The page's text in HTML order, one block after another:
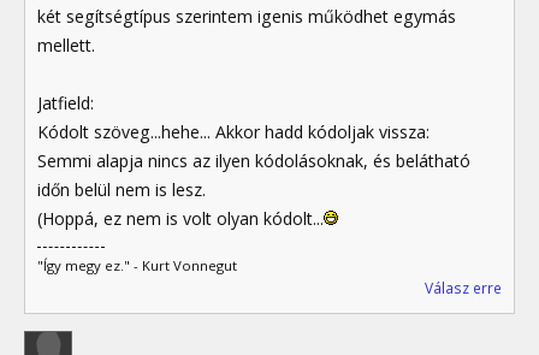
két segítségtípus szerintem igenis működhet egymás
mellett.
Jatfield:
Kódolt szöveg...hehe... Akkor hadd kódoljak vissza:
Semmi alapja nincs az ilyen kódolásoknak, és belátható
időn belül nem is lesz.
(Hoppá, ez nem is volt olyan kódolt...
"Így megy ez." - Kurt Vonnegut
Válasz erre